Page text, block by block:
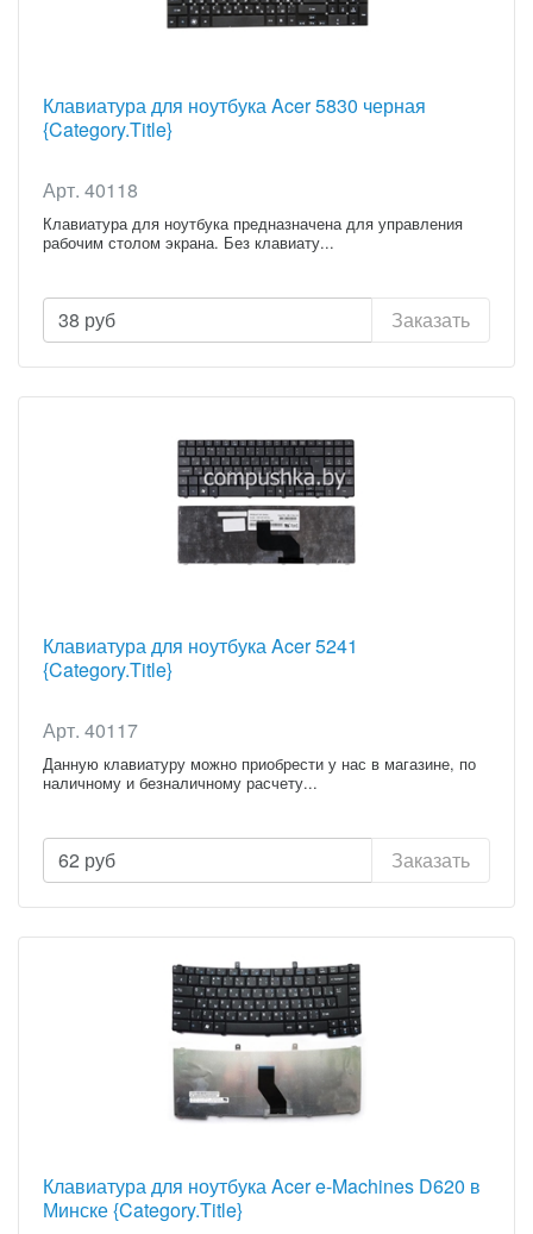
Клавиатура для ноутбука Acer 5830 черная
{Category.Title}
Арт. 40118
Клавиатура для ноутбука предназначена для управления
рабочим столом экрана. Без клавиату...
38 руб Заказать
Клавиатура для ноутбука Acer 5241
{Category.Title}
Арт. 40117
Данную клавиатуру можно приобрести у нас в магазине, по
наличному и безналичному расчету...
62 руб Заказать
Клавиатура для ноутбука Acer e-Machines D620 в
Минске {Category.Title}